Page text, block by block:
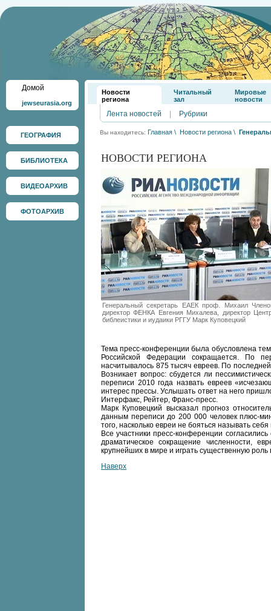
Домой
jewseurasia.org
ГЕОГРАФИЯ
БИБЛИОТЕКА
ВИДЕОАРХИВ
ФОТОАРХИВ
Новости
региона
Читальный
зал
Мировые
новости
Лента новостей Рубрики
Вы находитесь: Главная \ Новости региона \
НОВОСТИ РЕГИОНА
Генеральный секретарь ЕАЕК проф. Михаил
директор ФЕНКА Евгения Михалева, директор
библеистики и иудаики РГГУ Марк Куповецкий
Тема пресс-конференции была обусловлена
Российской Федерации сокращается. По
насчитывалось 875 тысяч евреев. По
Возникает вопрос: сбудется ли
переписи 2010 года назвать евреев
интерес прессы. Услышать ответ на него
Интерфакс, Рейтер, Франс-пресс.
Марк Куповецкий высказал прогноз
данным переписи до 200 000 человек плюс-
того, насколько евреи не бояться называть себя
Все участники пресс-конференции
драматическое сокращение численности,
крупнейших в мире и играть существенную
Наверх